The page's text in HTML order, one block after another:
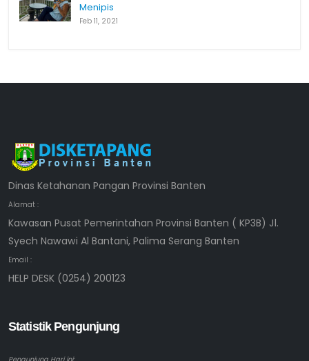
Menipis
Feb 11, 2021
Dinas Ketahanan Pangan Provinsi Banten
Alamat :
Kawasan Pusat Pemerintahan Provinsi Banten ( KP3B) Jl.
Syech Nawawi Al Bantani, Palima Serang Banten
Email :
HELP DESK (0254) 200123
Statistik Pengunjung